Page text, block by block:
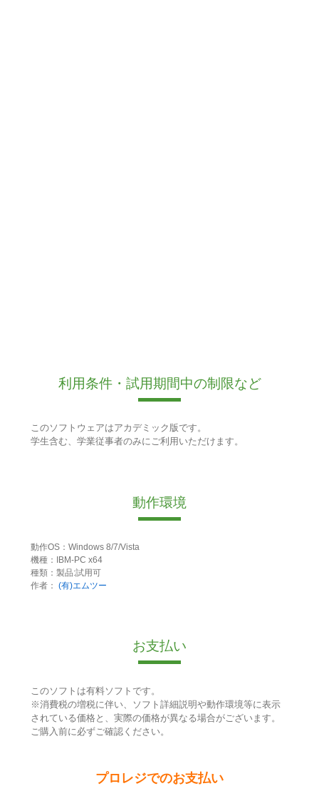
利用条件・試用期間中の制限など
このソフトウェアはアカデミック版です。
学生含む、学業従事者のみにご利用いただけます。
動作環境
動作OS：Windows 8/7/Vista
機種：IBM-PC x64
種類：製品:試用可
作者： (有)エムツー
お支払い
このソフトは有料ソフトです。
※消費税の増税に伴い、ソフト詳細説明や動作環境等に表示
されている価格と、実際の価格が異なる場合がございます。
ご購入前に必ずご確認ください。
プロレジでのお支払い